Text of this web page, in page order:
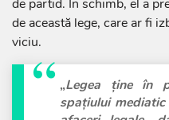
de partid. În schimb, el a
de această lege, care ar fi
viciu.
„Legea ține în
spațiului